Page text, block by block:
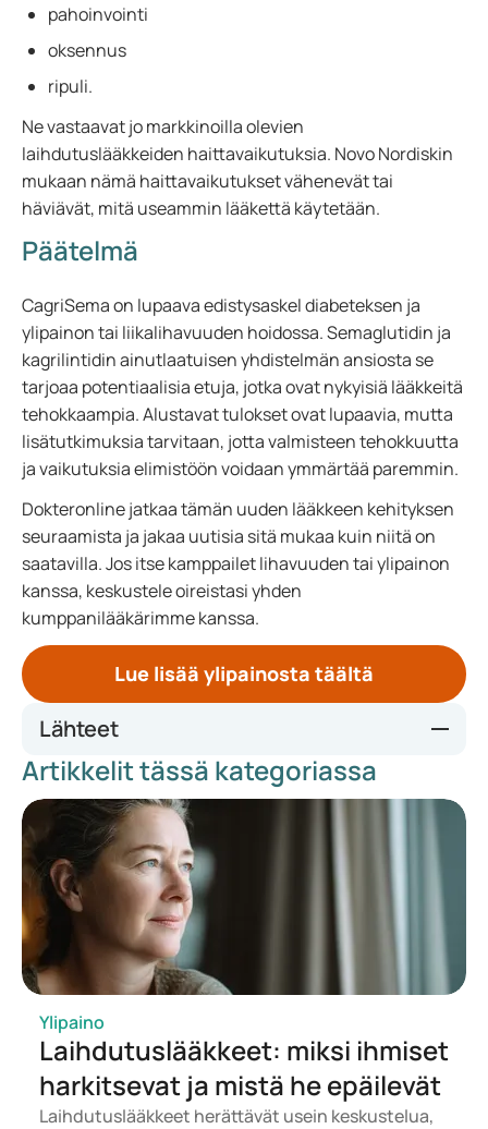
pahoinvointi
oksennus
ripuli.
Ne vastaavat jo markkinoilla olevien
laihdutuslääkkeiden haittavaikutuksia. Novo Nordiskin
mukaan nämä haittavaikutukset vähenevät tai
häviävät, mitä useammin lääkettä käytetään.
Päätelmä
CagriSema on lupaava edistysaskel diabeteksen ja
ylipainon tai liikalihavuuden hoidossa. Semaglutidin ja
kagrilintidin ainutlaatuisen yhdistelmän ansiosta se
tarjoaa potentiaalisia etuja, jotka ovat nykyisiä lääkkeitä
tehokkaampia. Alustavat tulokset ovat lupaavia, mutta
lisätutkimuksia tarvitaan, jotta valmisteen tehokkuutta
ja vaikutuksia elimistöön voidaan ymmärtää paremmin.
Dokteronline jatkaa tämän uuden lääkkeen kehityksen
seuraamista ja jakaa uutisia sitä mukaa kuin niitä on
saatavilla. Jos itse kamppailet lihavuuden tai ylipainon
kanssa, keskustele oireistasi yhden
kumppanilääkärimme kanssa.
Lue lisää ylipainosta täältä
Lähteet
https://www.thelancet.com/journals/lancet/article/PIIS014
0-6736(23)01163-7/abstract
https://www.novonordisk.com/news-and-media/news-
and-ir-materials/news-details.html?id=915082
https://www.reuters.com/business/healthcare-
pharmaceuticals/novo-nordisks-next-gen-obesity-drug-
cagrisema-achieves-lower-weight-loss-than-2024-12-20/
https://cvgk.nl/news/amylin-analoog-vermindert-
lichaamsgewicht-in-individuen-met-overgewicht-en-
obesitas/2465916/
https://pubmed.ncbi.nlm.nih.gov/34798060/
Artikkelit tässä kategoriassa
Ylipaino
Laihdutuslääkkeet: miksi ihmiset
harkitsevat ja mistä he epäilevät
Laihdutuslääkkeet herättävät usein keskustelua,